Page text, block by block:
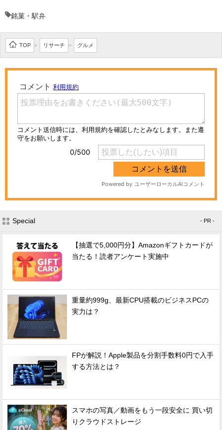
銘菓・駅弁
TOP > リサーチ > グルメ
Special - PR -
【抽選で5,000円分】Amazonギフトカードが
当たる！読者アンケート実施中
重量約999g、最新CPU搭載のビジネスPCの
実力は？
FPが解説！Apple製品を分割手数料0円で入手
する方法とは？
スマホの写真／動画をもう一段安全に 買い切
りクラウドストレージ